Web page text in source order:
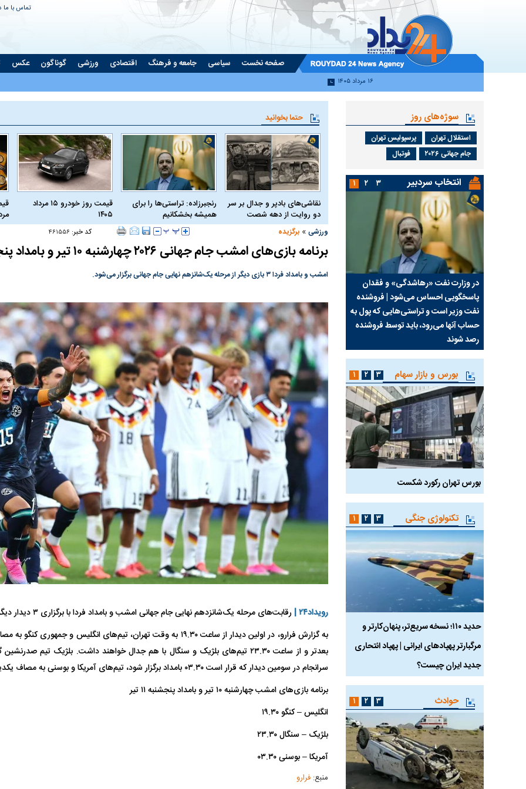
تماس با ما
صفحه نخست سیاسی جامعه و فرهنگ اقتصادی ورزشی گوناگون عکس
۱۶ مرداد ۱۴۰۵
حتما بخوانید
نقاشی‌های بادپر و جدال بر سر
دو روایت از دهه شصت
رنجبرزاده: تراستی‌ها را برای
همیشه بخشکانیم
قیمت روز خودرو ۱۵ مرداد
۱۴۰۵
ورزشی » برگزیده کد خبر: ۴۶۱۵۵۶
برنامه بازی‌های امشب جام جهانی ۲۰۲۶ چهارشنبه ۱۰ تیر و بامداد پنجشنبه ۱۱ تیر
امشب و بامداد فردا ۳ بازی دیگر از مرحله یک‌شانزهم نهایی جام جهانی برگزار می‌شود.
رویداد۲۴ |
رقابت‌های مرحله یک‌شانزدهم نهایی جام جهانی امشب و بامداد فردا با برگزاری ۳ دیدار دیگر پیگیری می‌شود.
به گزارش فرارو، در اولین دیدار از ساعت ۱۹.۳۰ به وقت تهران، تیم‌های انگلیس و
بعدتر و از ساعت ۲۳.۳۰ تیم‌های بلژیک و سنگال با هم جدال خواهند داشت. بلژیک تیم
سرانجام در سومین دیدار که قرار است ۰۳.۳۰ بامداد برگزار شود، تیم‌های آمریکا و بوسنی به مصاف یکدیگر می‌روند.
برنامه بازی‌های امشب چهارشنبه ۱۰ تیر و بامداد پنجشنبه ۱۱ تیر
انگلیس – کنگو ۱۹.۳۰
بلژیک – سنگال ۲۳.۳۰
آمریکا – بوسنی ۰۳.۳۰
منبع: فرارو
سوژه‌های روز
استقلال تهران
پرسپولیس تهران
جام جهانی ۲۰۲۶
فوتبال
انتخاب سردبیر
در وزارت نفت «رهاشدگی» و فقدان
پاسخگویی احساس می‌شود | فروشنده
نفت وزیر است و تراستی‌هایی که پول به
حساب آنها می‌رود، باید توسط فروشنده
رصد شوند
چرا رویای آمریکایی سرنگونی رژیم و
پرده تجارت پهپاد‌ ۱۵۰۰ دلاری که
واشنگتن را زمین زد
مطالعه رفتار هیستریک صدا و سیما علیه
نفت وزیر است و
حساب آنها
رصد شوند
۱ ۲ ۳
بورس و بازار سهام
بورس تهران رکورد شکست سیگنال مثبت دیپلماسی به بورس بورس تهران
۱ ۲ ۳
تکنولوژی جنگی
حدید ۱۱۰؛ نسخه سریع‌تر، پنهان‌کارتر و
مرگبارتر پهپادهای ایرانی | پهپاد انتحاری
جدید ایران چیست؟
هواپیمای مرموز E-11A BACN چیست؟
فضاپیمای «استارشیپ» ایلان ماسک
چیست؟
حدید ۱۱۰؛
مرگبارتر
جدید ایران
۱ ۲ ۳
حوادث ۱ ۲ ۳